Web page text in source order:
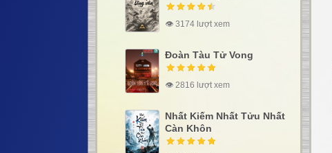
👁 3174 lượt xem
Đoàn Tàu Tử Vong
👁 2816 lượt xem
Nhất Kiếm Nhất Tửu Nhất
Càn Khôn